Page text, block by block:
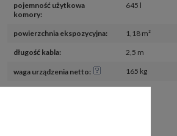
pojemność użytkowa
komory:
645 l
powierzchnia ekspozycyjna: 1,18 m²
długość kabla: 2,5 m
waga urządzenia netto: 165 kg